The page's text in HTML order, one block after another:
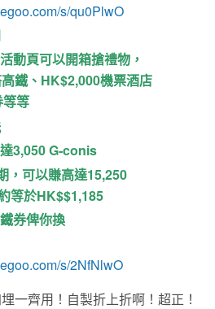
s/qu0PlwO
動頁可以開箱搶禮物，
鐵、HK$2,000機票酒店
等
3,050 G-conis
，可以賺高達15,250
等於HK$$1,185
券俾你換
s/2NfNlwO
一齊用！自製折上折啊！超正！